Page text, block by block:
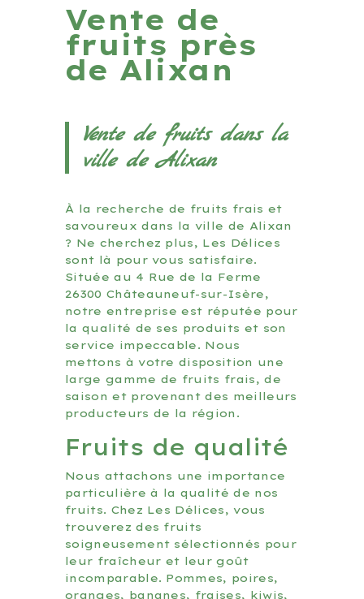
Vente de
fruits près
de Alixan
Vente de fruits dans la
ville de Alixan
À la recherche de fruits frais et
savoureux dans la ville de Alixan
? Ne cherchez plus, Les Délices
sont là pour vous satisfaire.
Située au 4 Rue de la Ferme
26300 Châteauneuf-sur-Isère,
notre entreprise est réputée pour
la qualité de ses produits et son
service impeccable. Nous
mettons à votre disposition une
large gamme de fruits frais, de
saison et provenant des meilleurs
producteurs de la région.
Fruits de qualité
Nous attachons une importance
particulière à la qualité de nos
fruits. Chez Les Délices, vous
trouverez des fruits
soigneusement sélectionnés pour
leur fraîcheur et leur goût
incomparable. Pommes, poires,
oranges, bananes, fraises, kiwis,